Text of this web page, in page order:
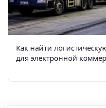
Как найти
для электронной